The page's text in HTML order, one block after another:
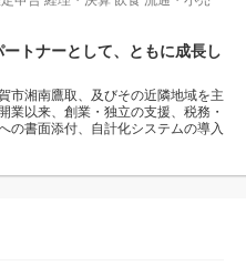
トナーとして、ともに成長し
市湘南鷹取、及びその近隣地域を主
業以来、創業・独立の支援、税務・
の書面添付、自計化システムの導入